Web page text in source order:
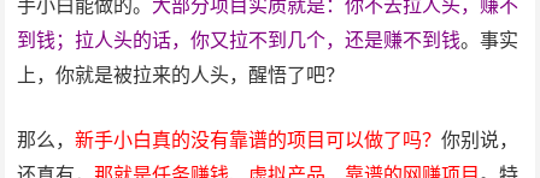
手小白能做的。 大部分项目实质就是：你不去拉人头，赚不
到钱；拉人头的话，你又拉不到几个，还是赚不到钱。事实
上，你就是被拉来的人头，醒悟了吧？
那么，新手小白真的没有靠谱的项目可以做了吗？你别说，